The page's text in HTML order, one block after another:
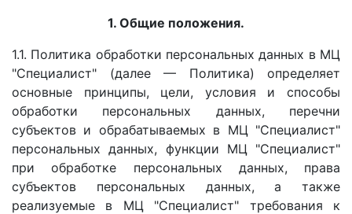
1. Общие положения.
1.1. Политика обработки персональных данных в МЦ
"Специалист" (далее — Политика) определяет
основные принципы, цели, условия и способы
обработки персональных данных, перечни
субъектов и обрабатываемых в МЦ "Специалист"
персональных данных, функции МЦ "Специалист"
при обработке персональных данных, права
субъектов персональных данных, а также
реализуемые в МЦ "Специалист" требования к